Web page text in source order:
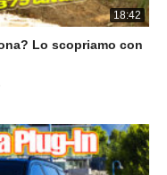
18:42
Lo scopriamo con